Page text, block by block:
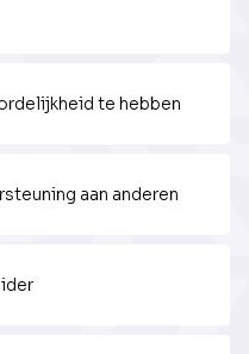
te hebben
aan anderen